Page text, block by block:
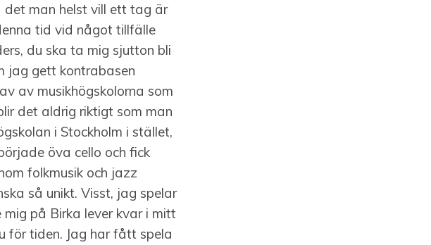
man helst vill ett tag är
tid vid något tillfälle
du ska ta mig sjutton bli
jag gett kontrabasen
av musikhögskolorna som
det aldrig riktigt som man
i Stockholm i stället,
öva cello och fick
folkmusik och jazz
så unikt. Visst, jag spelar
på Birka lever kvar i mitt
för tiden. Jag har fått spela